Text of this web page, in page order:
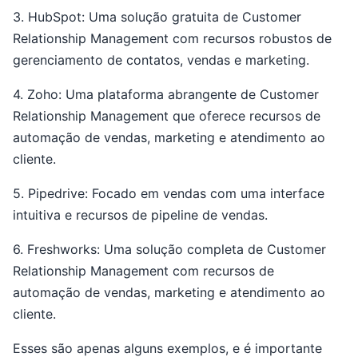
3. HubSpot: Uma solução gratuita de Customer
Relationship Management com recursos robustos de
gerenciamento de contatos, vendas e marketing.
4. Zoho: Uma plataforma abrangente de Customer
Relationship Management que oferece recursos de
automação de vendas, marketing e atendimento ao
cliente.
5. Pipedrive: Focado em vendas com uma interface
intuitiva e recursos de pipeline de vendas.
6. Freshworks: Uma solução completa de Customer
Relationship Management com recursos de
automação de vendas, marketing e atendimento ao
cliente.
Esses são apenas alguns exemplos, e é importante